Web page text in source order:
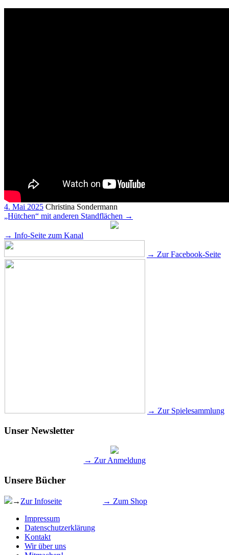
4. Mai 2025 Christina Sondermann
„Hütchen“ mit anderen Standflächen →
→ Info-Seite zum Kanal
→ Zur Facebook-Seite
→ Zur Spielesammlung
Unser Newsletter
→ Zur Anmeldung
Unsere Bücher
→ Zur Infoseite
→ Zum Shop
Impressum
Datenschutzerklärung
Kontakt
Wir über uns